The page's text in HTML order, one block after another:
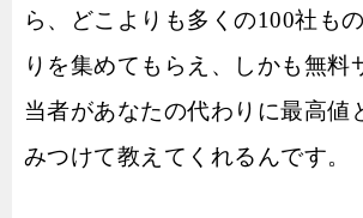
ら、どこよりも多くの100社も
りを集めてもらえ、しかも無料
当者があなたの代わりに最高値
みつけて教えてくれるんです。